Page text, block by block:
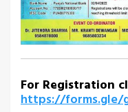
For Registration
https://forms.gle/